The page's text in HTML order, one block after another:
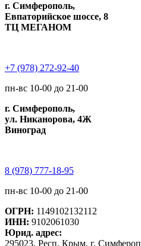
г. Симферополь,
Евпаторийское шоссе, 8
ТЦ МЕГАНОМ
+7 (978) 272-92-40
пн-вс 10-00 до 21-00
г. Симферополь,
ул. Никанорова, 4Ж
Виноград
8 (978) 777-18-95
пн-вс 10-00 до 21-00
ОГРН: 1149102132112
ИНН: 9102061030
Юрид. адрес:
295023, Респ. Крым, г.